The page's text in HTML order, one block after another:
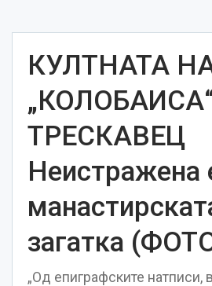
КУЛТНАТА
ТРЕСКАВЕЦ
Неистражена
загатка
„Од епиграфските натписи,